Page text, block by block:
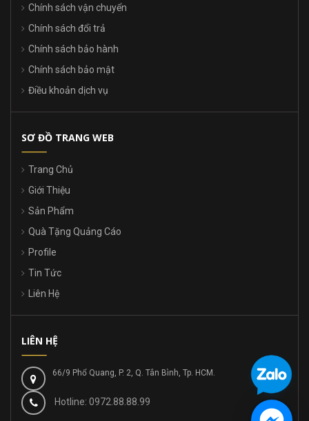
Chính sách vận chuyển
Chính sách đổi trả
Chính sách bảo hành
Chính sách bảo mật
Điều khoản dịch vụ
SƠ ĐỒ TRANG WEB
Trang Chủ
Giới Thiệu
Sản Phẩm
Quà Tặng Quảng Cáo
Profile
Tin Tức
Liên Hệ
LIÊN HỆ
66/9 Phổ Quang, P. 2, Q. Tân Bình, Tp. HCM.
Hotline: 0972.88.88.99